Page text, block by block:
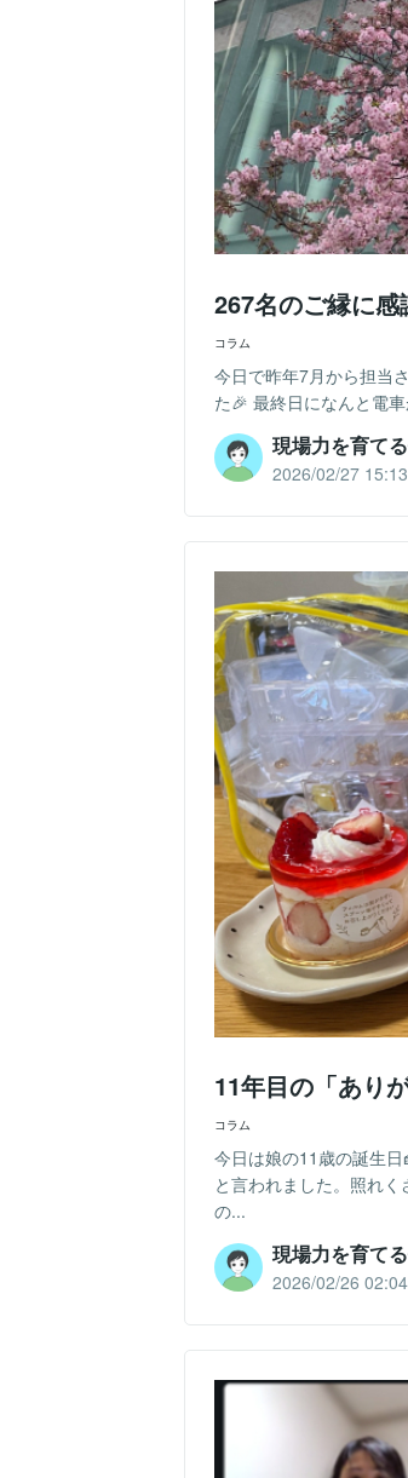
267名のご縁に感
コラム
今日で昨年7月から担当
た🎉 最終日になんと電
現場力を育て
2026/02/27 15:13
11年目の「あり
コラム
今日は娘の11歳の誕生
と言われました。照れ
の...
現場力を育て
2026/02/26 02:04